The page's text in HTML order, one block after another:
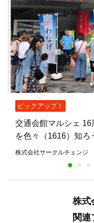
ピックアップ！
交通会館マルシェ
を色々（1616）知ろ
株式会社サークルチェンジ
株式
関連